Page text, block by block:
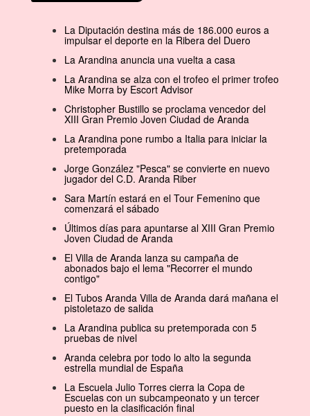
La Diputación destina más de 186.000 euros a
impulsar el deporte en la Ribera del Duero
La Arandina anuncia una vuelta a casa
La Arandina se alza con el trofeo el primer trofeo
Mike Morra by Escort Advisor
Christopher Bustillo se proclama vencedor del
XIII Gran Premio Joven Ciudad de Aranda
La Arandina pone rumbo a Italia para iniciar la
pretemporada
Jorge González "Pesca" se convierte en nuevo
jugador del C.D. Aranda Riber
Sara Martín estará en el Tour Femenino que
comenzará el sábado
Últimos días para apuntarse al XIII Gran Premio
Joven Ciudad de Aranda
El Villa de Aranda lanza su campaña de
abonados bajo el lema "Recorrer el mundo
contigo"
El Tubos Aranda Villa de Aranda dará mañana el
pistoletazo de salida
La Arandina publica su pretemporada con 5
pruebas de nivel
Aranda celebra por todo lo alto la segunda
estrella mundial de España
La Escuela Julio Torres cierra la Copa de
Escuelas con un subcampeonato y un tercer
puesto en la clasificación final